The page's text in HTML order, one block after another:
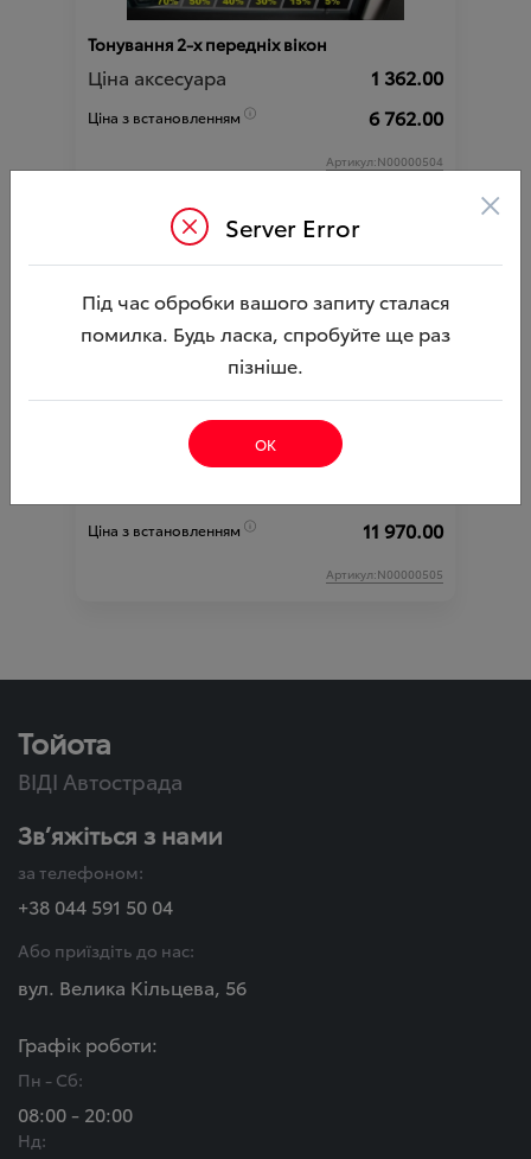
Тонування 2-х передніх вікон
Ціна аксесуара 1 362.00
Ціна з встановленням 6 762.00
Артикул:N00000504
Тонування атермальною плівкою 2-х
передніх вікон
Ціна з встановленням 11 970.00
Артикул:N00000505
Тойота
ВІДІ Автострада
Зв’яжіться з нами
за телефоном:
+38 044 591 50 04
Або приїздіть до нас:
вул. Велика Кільцева, 56
Графік роботи:
Пн - Сб:
08:00 - 20:00
Нд:
Server Error ×
Під час обробки вашого запиту сталася
помилка. Будь ласка, спробуйте ще раз
пізніше.
ОК